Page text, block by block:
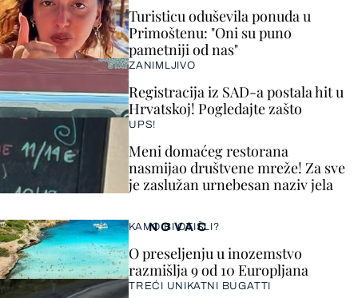
Turisticu oduševila ponuda u
Primoštenu: "Oni su puno
pametniji od nas"
ZANIMLJIVO
Registracija iz SAD-a postala hit u
Hrvatskoj! Pogledajte zašto
UPS!
Meni domaćeg restorana
nasmijao društvene mreže! Za sve
je zaslužan urnebesan naziv jela
NOVAC
KAMO BI OTIŠLI?
O preseljenju u inozemstvo
razmišlja 9 od 10 Europljana
TREĆI UNIKATNI BUGATTI